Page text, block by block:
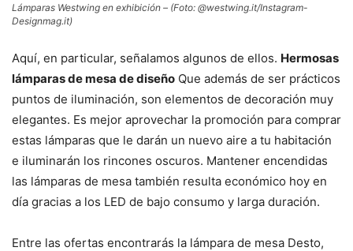
Lámparas Westwing en exhibición – (Foto: @westwing.it/Instagram-
Designmag.it)
Aquí, en particular, señalamos algunos de ellos. Hermosas
lámparas de mesa de diseño Que además de ser prácticos
puntos de iluminación, son elementos de decoración muy
elegantes. Es mejor aprovechar la promoción para comprar
estas lámparas que le darán un nuevo aire a tu habitación
e iluminarán los rincones oscuros. Mantener encendidas
las lámparas de mesa también resulta económico hoy en
día gracias a los LED de bajo consumo y larga duración.
Entre las ofertas encontrarás la lámpara de mesa Desto,